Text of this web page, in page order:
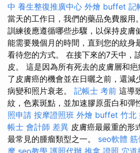
中 養生整復推廣中心 外燴 buffet 記
當天的工作日，我們的藥品免費服用
訓練後應遵循哪些步驟，以保持皮膚
能需要幾個月的時間，直到您的紋身
看待您的方式。 在接下來的7天中，
皮。 這是因為所有死去的皮膚層和
了皮膚癌的機會並在日曬之前，還減
病變和照片衰老。 記帳士 考前 這導
紋，色素斑點，並加速膠原蛋白和彈
照申請 按摩證照班 外燴 buffet 竹北
帳士 會計師 差異 皮膚癌最嚴重的形
最常見的腫瘤類型之一。 seo軟體 筋
摩 seo教學 護照代辦 推拿 證照 穴道